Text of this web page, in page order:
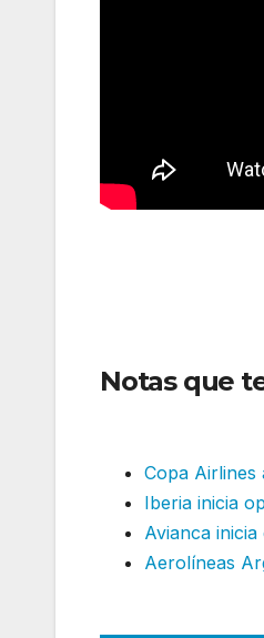
Notas que
Copa Airlines
Iberia inicia
Avianca
Aerolíneas